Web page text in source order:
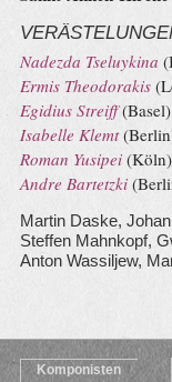
Nadezda Tseluykina
Ermis Theodorakis
Egidius Streiff
Isabelle Klemt
Roman Yusipei
Andre Bartetzki
Martin Daske,
Steffen Mahnkopf,
Anton Wassiljew,
Komponisten